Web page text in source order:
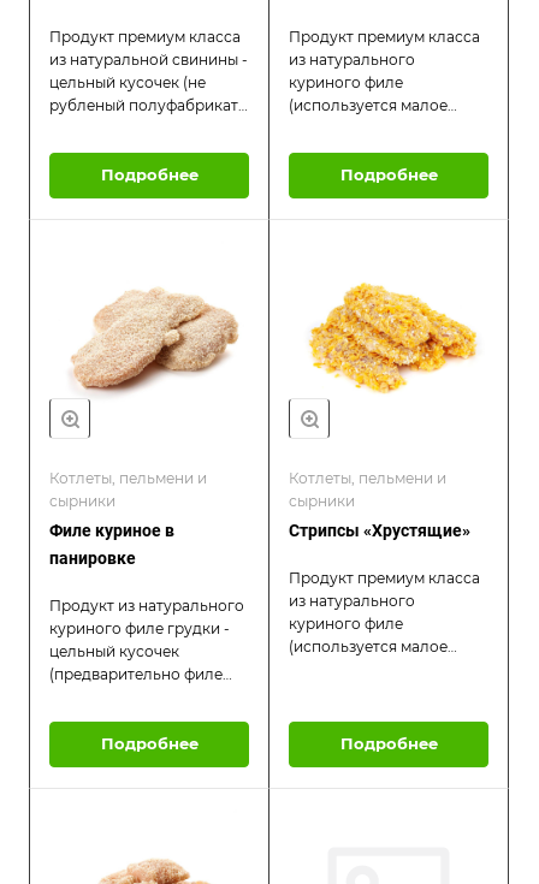
Продукт премиум класса
из натуральной свинины -
цельный кусочек (не
рубленый полуфабрикат)
массированный и
отбитый - в хрустящей
панировке из сухарей.
Нежное сочное мясо. В
чеснока. Подавать с
овощными, крупяными
гарнирами или
макаронными изделиями,
с соусом или без.
Подробнее
Продукт премиум класса
из натурального
куриного филе
(используется малое
кусочек -
запанированный в смеси
кукурузной панировки и
панировочных сухарей .
раскрывается аромат
чеснока. Подавать с
овощными, крупяными
гарнирами или
макаронными изделиями,
с соусом или без.
Подробнее
Котлеты, пельмени и
сырники
Филе куриное в
панировке
Продукт из натурального
куриного филе грудки -
цельный кусочек
(предварительно филе
отбивается) -
запанированный в
сухарях. Нежное сочное
мясо. В процессе
чеснока. Подавать с
овощными, крупяными
Подробнее
Котлеты, пельмени и
сырники
Стрипсы «Хрустящие»
Продукт премиум класса
из натурального
куриного филе
(используется малое
ломтиков -
запанированный в
кукурузных хлопьях. Для
Подробнее